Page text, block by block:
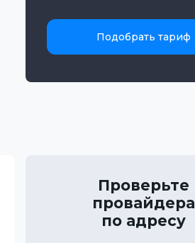
Подобрать тариф
Проверьте
провайдера
по адресу